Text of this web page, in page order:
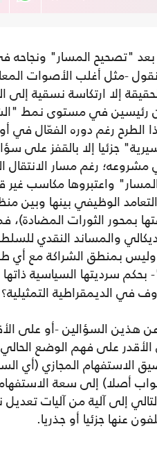
بعد "تصحيح المسار" ونجاحه
-مثل أغلب الأصوات
إلا ارتكاسة نسقية إلى
رئيسين في مستوى نمط
الطرح رغم دوره الفعّال
جزئيا إلا بالقفز على
رغم مسار الانتقال
واعتبروها مكاسب غير
الوظيفي بينها وبين
بمحور الثورات المضادة)،
والمساند النقدي
وليس بمنطق الشراكة مع
بحكم سرديتها السياسية
في الديمقراطية التمثيلية؟
هذين السؤالين -أو على الأقل
على فهم الوضع
الاستفهام المجازي
أصلا) إلى سعة
إلى آلية من آليات
عنها جزئيا أو جذريا.